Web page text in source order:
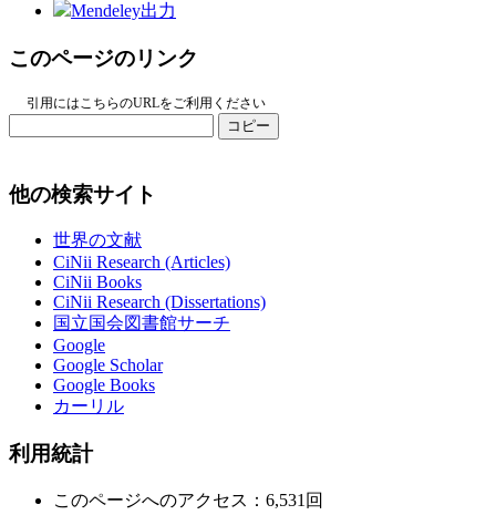
Mendeley出力
このページのリンク
引用にはこちらのURLをご利用ください
コピー
他の検索サイト
世界の文献
CiNii Research (Articles)
CiNii Books
CiNii Research (Dissertations)
国立国会図書館サーチ
Google
Google Scholar
Google Books
カーリル
利用統計
このページへのアクセス：6,531回